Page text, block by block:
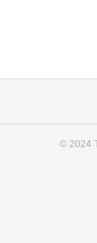
© 2024